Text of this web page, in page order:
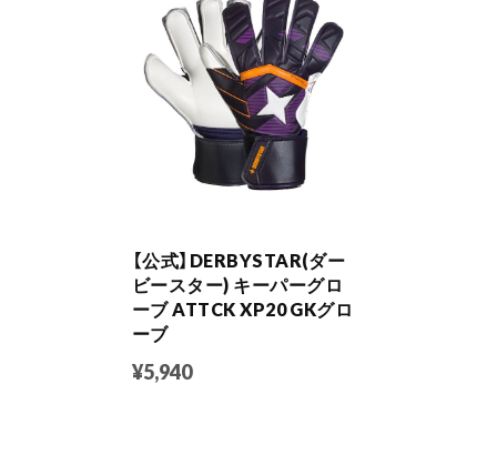
【公式】DERBYSTAR(ダー
ビースター) キーパーグロ
ーブ ATTCK XP20 GKグロ
ーブ
¥5,940